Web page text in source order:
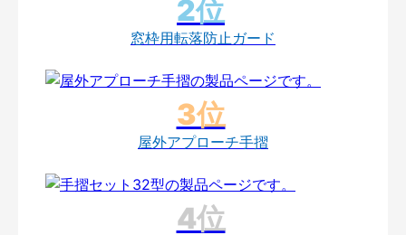
窓枠用転落防止ガード
屋外アプローチ手摺